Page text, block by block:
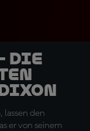
Die
lassen den
er von seinem